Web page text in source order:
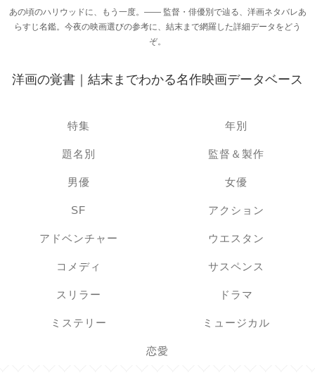
あの頃のハリウッドに、もう一度。―― 監督・俳優別で辿る、洋画ネタバレあ
らすじ名鑑。今夜の映画選びの参考に、結末まで網羅した詳細データをどう
ぞ。
洋画の覚書｜結末までわかる名作映画データベース
特集 年別
題名別 監督＆製作
男優 女優
SF アクション
アドベンチャー ウエスタン
コメディ サスペンス
スリラー ドラマ
ミステリー ミュージカル
恋愛